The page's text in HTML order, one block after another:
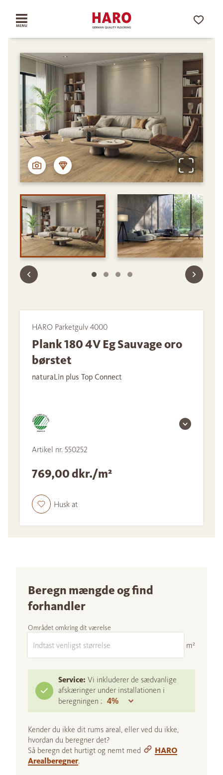
HARO Parketgulv 4000
Plank 180 4V Eg Sauvage oro
børstet
naturaLin plus Top Connect
Artikel nr. 550252
769,00 dkr./m²
Husk at
Beregn mængde og find
forhandler
Området omkring dit værelse
m²
Service: Vi inkluderer de sædvanlige
afskæringer under installationen i
beregningen :
Kender du ikke dit rums areal, eller ved du ikke,
hvordan du beregner det?
Så beregn det hurtigt og nemt med
HARO
Arealberegner.